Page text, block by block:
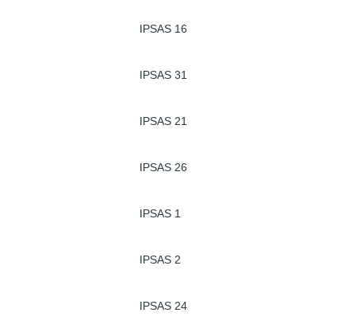
IPSAS 16
IPSAS 31
IPSAS 21
IPSAS 26
IPSAS 1
IPSAS 2
IPSAS 24